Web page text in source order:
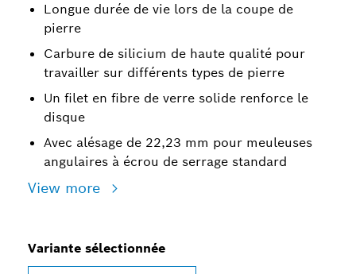
Longue durée de vie lors de la coupe de
pierre
Carbure de silicium de haute qualité pour
travailler sur différents types de pierre
Un filet en fibre de verre solide renforce le
disque
Avec alésage de 22,23 mm pour meuleuses
angulaires à écrou de serrage standard
View more
Variante sélectionnée